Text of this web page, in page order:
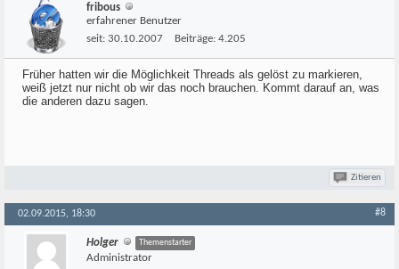
fribous
erfahrener Benutzer
seit: 30.10.2007 Beiträge: 4.205
Früher hatten wir die Möglichkeit Threads als gelöst zu markieren,
weiß jetzt nur nicht ob wir das noch brauchen. Kommt darauf an, was
die anderen dazu sagen.
Zitieren
02.09.2015, 18:30 #8
Holger Themenstarter
Administrator